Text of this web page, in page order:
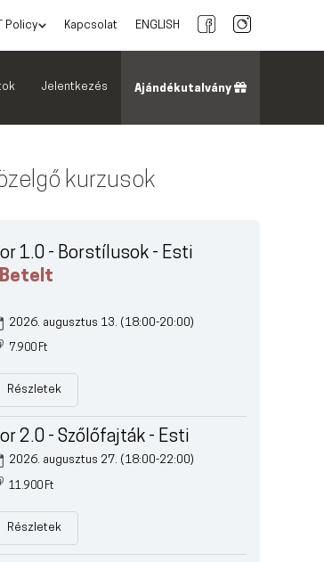
Policy Kapcsolat ENGLISH
Jelentkezés Ajándékutalvány
kurzusok
1.0 - Borstílusok - Esti
2026. augusztus 13. (18:00-20:00)
7.900 Ft
Részletek
2.0 - Szőlőfajták - Esti
2026. augusztus 27. (18:00-22:00)
11.900 Ft
Részletek